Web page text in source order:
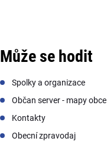
Může se hodit
Spolky a organizace
Občan server - mapy obce
Kontakty
Obecní zpravodaj